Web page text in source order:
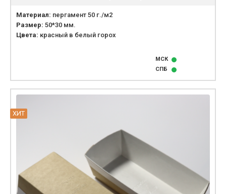
Материал: пергамент 50 г./м2
Размер: 50*30 мм.
Цвета: красный в белый горох
МСК
СПБ
ХИТ